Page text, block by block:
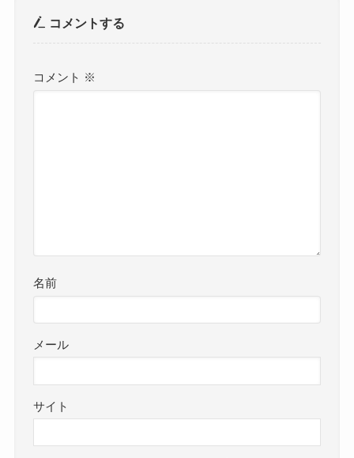
コメントする
コメント ※
名前
メール
サイト